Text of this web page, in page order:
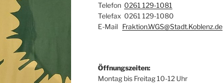
Telefon 0261 129-1081
Telefax 0261 129-1080
E-Mail Fraktion.WGS@Stadt.Koblenz.de
Öffnungszeiten:
Montag bis Freitag 10-12 Uhr